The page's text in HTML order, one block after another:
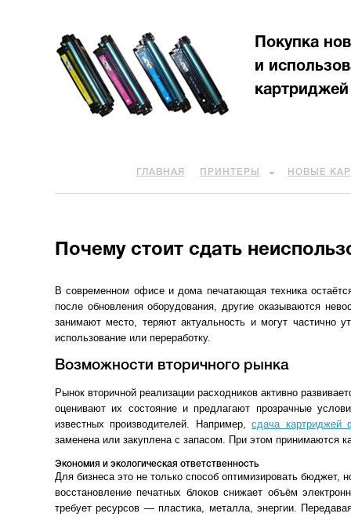
Покупка
и
картриджей
ГЛАВНАЯ ПРИНТЕРЫ НОВЫЕ
Почему стоит сдать
В современном офисе и дома печатающая техника
после обновления оборудования, другие оказываются
занимают место, теряют актуальность и могут частично
использование или переработку.
Возможности вторичного рынка
Рынок вторичной реализации расходников активно
оценивают их состояние и предлагают прозрачные
известных производителей. Например,сдача картриджей
заменена или закуплена с запасом. При этом принимаются
Экономия и экологическая ответственность
Для бизнеса это не только способ оптимизировать бюджет,
восстановление печатных блоков снижает объём
требует ресурсов — пластика, металла, энергии.